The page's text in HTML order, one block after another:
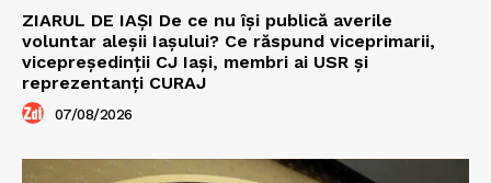
ZIARUL DE IAȘI De ce nu își publică averile
voluntar aleșii Iașului? Ce răspund viceprimarii,
vicepreședinții CJ Iași, membri ai USR și
reprezentanți CURAJ
07/08/2026